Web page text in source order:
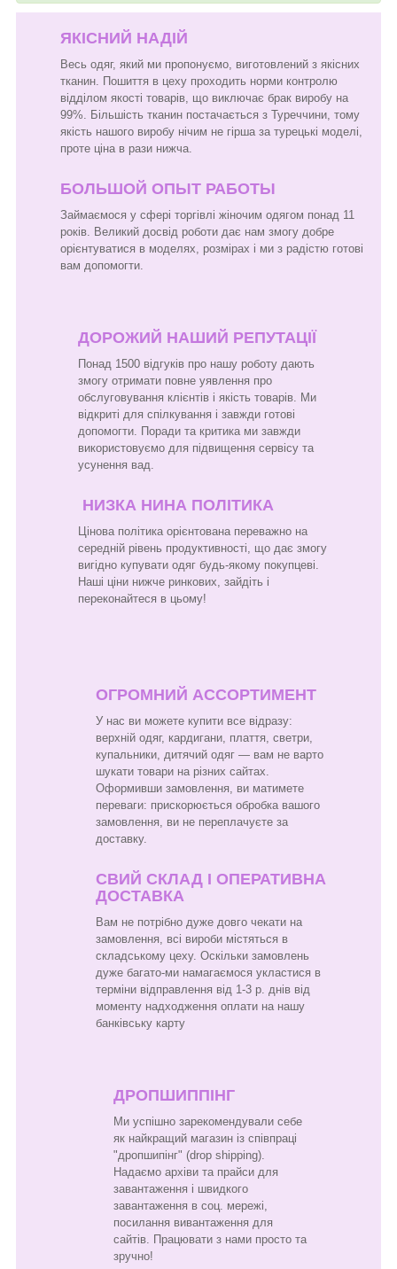
ЯКІСНИЙ НАДІЙ
Весь одяг, який ми пропонуємо, виготовлений з якісних
тканин. Пошиття в цеху проходить норми контролю
відділом якості товарів, що виключає брак виробу на
99%. Більшість тканин постачається з Туреччини, тому
якість нашого виробу нічим не гірша за турецькі моделі,
проте ціна в рази нижча.
БОЛЬШОЙ ОПЫТ РАБОТЫ
Займаємося у сфері торгівлі жіночим одягом понад 11
років. Великий досвід роботи дає нам змогу добре
орієнтуватися в моделях, розмірах і ми з радістю готові
вам допомогти.
ДОРОЖИЙ НАШИЙ РЕПУТАЦІЇ
Понад 1500 відгуків про нашу роботу дають
змогу отримати повне уявлення про
обслуговування клієнтів і якість товарів. Ми
відкриті для спілкування і завжди готові
допомогти. Поради та критика ми завжди
використовуємо для підвищення сервісу та
усунення вад.
НИЗКА НИНА ПОЛІТИКА
Цінова політика орієнтована переважно на
середній рівень продуктивності, що дає змогу
вигідно купувати одяг будь-якому покупцеві.
Наші ціни нижче ринкових, зайдіть і
переконайтеся в цьому!
ОГРОМНИЙ АССОРТИМЕНТ
У нас ви можете купити все відразу:
верхній одяг, кардигани, плаття, светри,
купальники, дитячий одяг — вам не варто
шукати товари на різних сайтах.
Оформивши замовлення, ви матимете
переваги: прискорюється обробка вашого
замовлення, ви не переплачуєте за
доставку.
СВИЙ СКЛАД І ОПЕРАТИВНА
ДОСТАВКА
Вам не потрібно дуже довго чекати на
замовлення, всі вироби містяться в
складському цеху. Оскільки замовлень
дуже багато-ми намагаємося укластися в
терміни відправлення від 1-3 р. днів від
моменту надходження оплати на нашу
банківську карту
ДРОПШИППІНГ
Ми успішно зарекомендували себе
як найкращий магазин із співпраці
"дропшипінг" (drop shipping).
Надаємо архіви та прайси для
завантаження і швидкого
завантаження в соц. мережі,
посилання вивантаження для
сайтів. Працювати з нами просто та
зручно!